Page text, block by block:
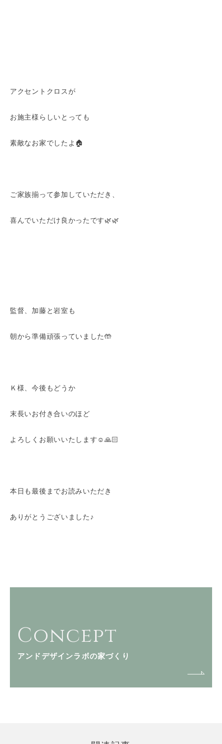
アクセントクロスが
お施主様らしいとっても
素敵なお家でしたよ🏠
ご家族揃って参加していただき、
喜んでいただけ良かったです🌿🌿
監督、加藤と岩室も
朝から準備頑張っていました🤲
Ｋ様、今後もどうか
末長いお付き合いのほど
よろしくお願いいたします☺️🙏🏻
本日も最後までお読みいただき
ありがとうございました♪
Concept
アンドデザインラボの家づくり